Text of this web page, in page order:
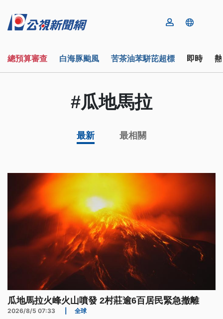
總預算審查 白海豚颱風 苦茶油苯駢芘超標 即時
#瓜地馬拉
最新 最相關
瓜地馬拉火峰火山噴發 2村莊逾6百居民緊急撤離
2026/8/5 07:33 全球